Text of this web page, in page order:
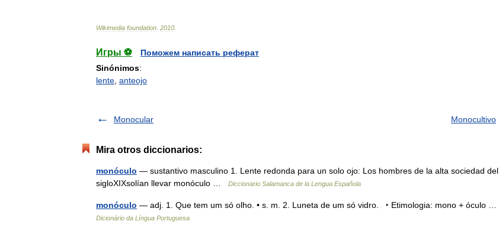
Wikimedia foundation 2010
Игры ⚽
Поможем написать реферат
Sinónimos:
lente anteojo
Monocular Monocultivo
Mira otros diccionarios:
monóculo — sustantivo masculino 1. Lente redonda para un solo ojo: Los hombres de la alta sociedad del
sigloXIXsolían llevar monóculo …
Diccionario Salamanca de la Lengua Española
monóculo — adj. 1. Que tem um só olho. • s. m. 2. Luneta de um só vidro. ‣ Etimologia: mono + óculo …
Dicionário da Língua Portuguesa